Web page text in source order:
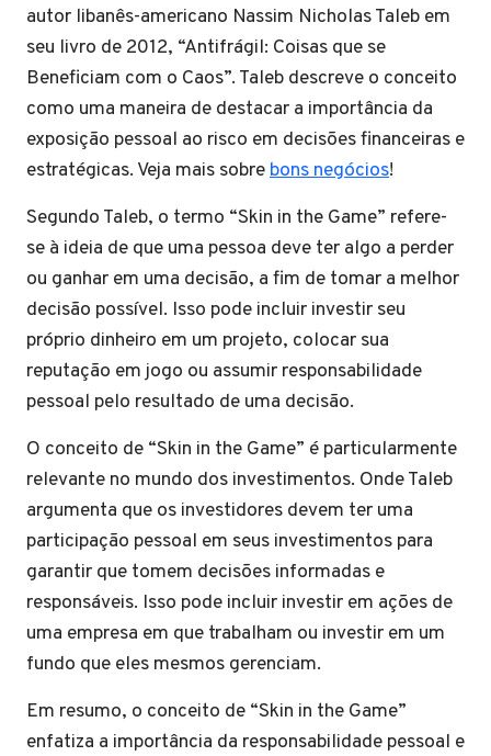
autor libanês-americano Nassim Nicholas Taleb em
seu livro de 2012, “Antifrágil: Coisas que se
Beneficiam com o Caos”. Taleb descreve o conceito
como uma maneira de destacar a importância da
exposição pessoal ao risco em decisões financeiras e
estratégicas. Veja mais sobrebons negócios!
Segundo Taleb, o termo “Skin in the Game” refere-
se à ideia de que uma pessoa deve ter algo a perder
ou ganhar em uma decisão, a fim de tomar a melhor
decisão possível. Isso pode incluir investir seu
próprio dinheiro em um projeto, colocar sua
reputação em jogo ou assumir responsabilidade
pessoal pelo resultado de uma decisão.
O conceito de “Skin in the Game” é particularmente
relevante no mundo dos investimentos. Onde Taleb
argumenta que os investidores devem ter uma
participação pessoal em seus investimentos para
garantir que tomem decisões informadas e
responsáveis. Isso pode incluir investir em ações de
uma empresa em que trabalham ou investir em um
fundo que eles mesmos gerenciam.
Em resumo, o conceito de “Skin in the Game”
enfatiza a importância da responsabilidade pessoal e